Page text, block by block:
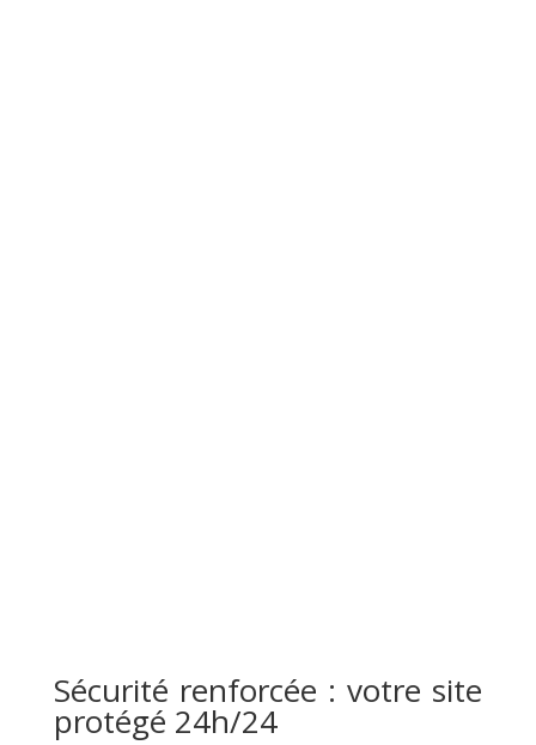
Sécurité renforcée : votre site
protégé 24h/24